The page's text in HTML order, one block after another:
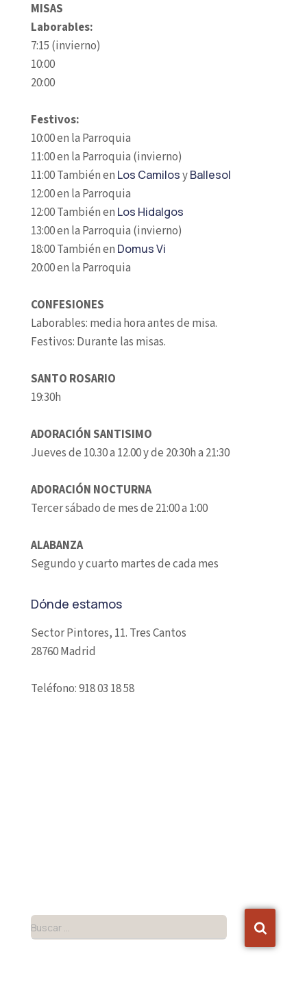
MISAS
Laborables:
7:15 (invierno)
10:00
20:00
Festivos:
10:00 en la Parroquia
11:00 en la Parroquia (invierno)
11:00 También en Los CamilosyBallesol
12:00 en la Parroquia
12:00 También en Los Hidalgos
13:00 en la Parroquia (invierno)
18:00 También en Domus Vi
20:00 en la Parroquia
CONFESIONES
Laborables: media hora antes de misa.
Festivos: Durante las misas.
SANTO ROSARIO
19:30h
ADORACIÓN SANTISIMO
Jueves de 10.30 a 12.00 y de 20:30h a 21:30
ADORACIÓN NOCTURNA
Tercer sábado de mes de 21:00 a 1:00
ALABANZA
Segundo y cuarto martes de cada mes
Dónde estamos
Sector Pintores, 11. Tres Cantos
28760 Madrid
Teléfono: 918 03 18 58
Buscar …